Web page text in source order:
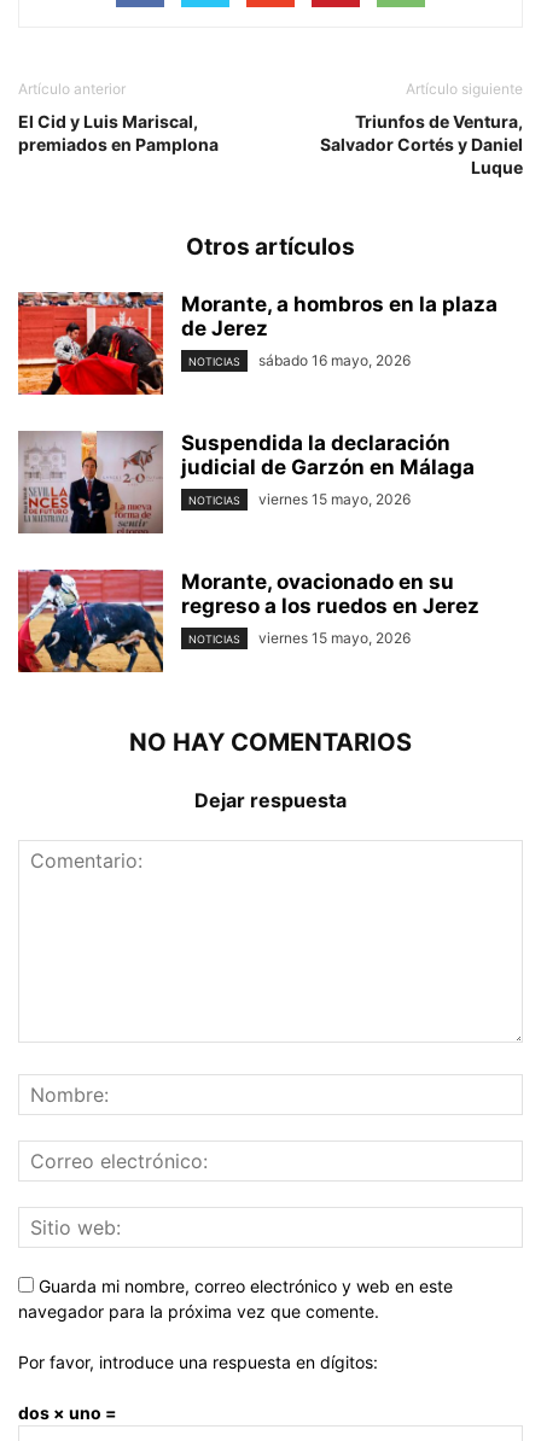
Artículo anterior
El Cid y Luis Mariscal,
premiados en Pamplona
Artículo siguiente
Triunfos de Ventura,
Salvador Cortés y Daniel
Luque
Otros artículos
Morante, a hombros en la plaza
de Jerez
NOTICIAS sábado 16 mayo, 2026
Suspendida la declaración
judicial de Garzón en Málaga
NOTICIAS viernes 15 mayo, 2026
Morante, ovacionado en su
regreso a los ruedos en Jerez
NOTICIAS viernes 15 mayo, 2026
NO HAY COMENTARIOS
Dejar respuesta
Guarda mi nombre, correo electrónico y web en este
navegador para la próxima vez que comente.
Por favor, introduce una respuesta en dígitos:
dos × uno =